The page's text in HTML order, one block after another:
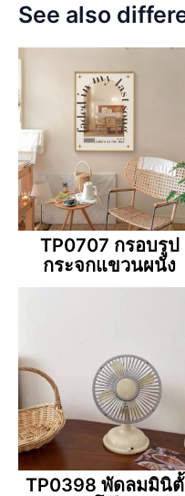
See also
TP0707 กรอบรูป
กระจกแขวนผนัง
TP0398 พัดลมมินิ